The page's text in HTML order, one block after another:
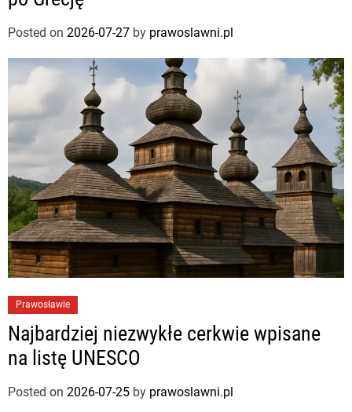
Posted on 2026-07-27 by prawoslawni.pl
Prawosławie
Najbardziej niezwykłe cerkwie wpisane
na listę UNESCO
Posted on 2026-07-25 by prawoslawni.pl